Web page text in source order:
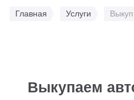
Главная Услуги
Выкупаем